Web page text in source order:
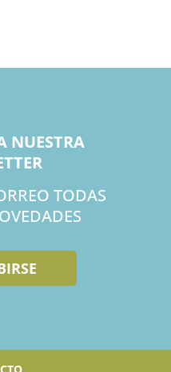
NUESTRA
TODAS